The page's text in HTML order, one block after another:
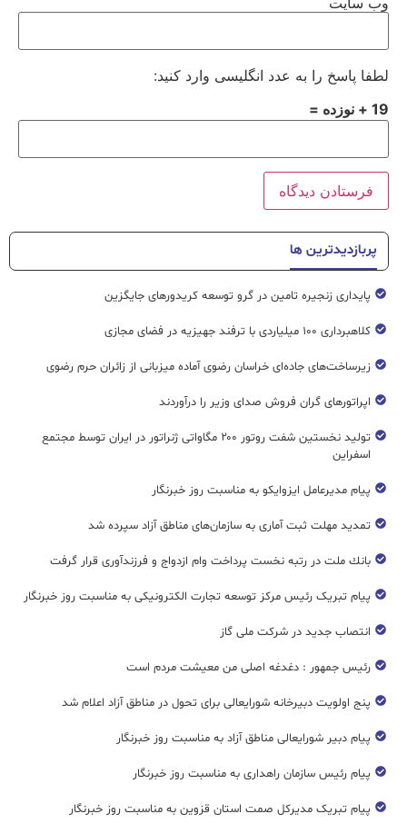
لطفا پاسخ را به عدد انگلیسی وارد کنید:
19 + نوزده =
پربازدیدترین ها
پایداری زنجیره تامین در گرو توسعه کریدورهای جایگزین
کلاهبرداری ۱۰۰ میلیاردی با ترفند جهیزیه در فضای مجازی
زیرساخت‌های جاده‌ای خراسان رضوی آماده میزبانی از زائران حرم رضوی
اپراتورهای گران فروش صدای وزیر را درآوردند
تولید نخستین شفت روتور ۲۰۰ مگاواتی ژنراتور در ایران توسط مجتمع
اسفراین
پیام مدیرعامل ایزوایکو به مناسبت روز خبرنگار
تمدید مهلت ثبت آماری به سازمان‌های مناطق آزاد سپرده شد
بانك ملت در رتبه نخست پرداخت وام ازدواج و فرزندآوری قرار گرفت
پیام تبریک رئیس مرکز توسعه تجارت الکترونیکی به مناسبت روز خبرنگار
انتصاب جدید در شرکت ملی گاز
رئیس جمهور : دغدغه اصلی من معیشت مردم است
پنج اولویت دبیرخانه شورایعالی برای تحول در مناطق آزاد اعلام شد
پیام دبیر شورایعالی مناطق آزاد به مناسبت روز خبرنگار
پیام رئیس سازمان راهداری به مناسبت روز خبرنگار
پیام تبریک مدیرکل صمت استان قزوین به مناسبت روز خبرنگار